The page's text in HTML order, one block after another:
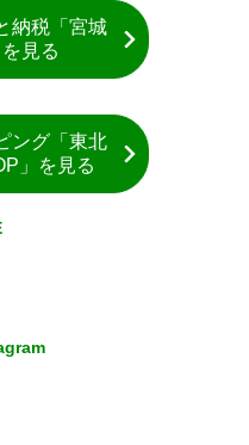
納税「宮城
見る
ング「東北
」を見る